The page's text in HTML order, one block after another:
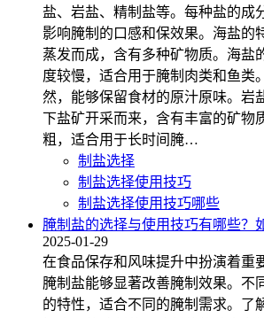
盐、岩盐、精制盐等。每种盐的成
影响腌制的口感和保效果。海盐的
蒸发而成，含有多种矿物质。海盐
度较慢，适合用于腌制肉类和鱼类
然，能够保留食材的原汁原味。岩
下盐矿开采而来，含有丰富的矿物
粗，适合用于长时间腌…
制盐选择
制盐选择使用技巧
制盐选择使用技巧哪些
腌制盐的选择与使用技巧有哪些？
2025-01-29
在食品保存和风味提升中扮演着重
腌制盐能够显著改善腌制效果。不
的特性，适合不同的腌制需求。了